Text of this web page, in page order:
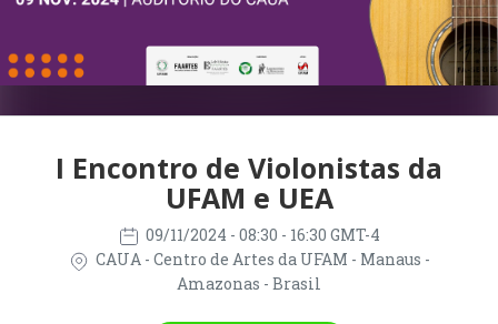
I Encontro de Violonistas da
UFAM e UEA
09/11/2024 - 08:30 - 16:30 GMT-4
CAUA - Centro de Artes da UFAM - Manaus -
Amazonas - Brasil